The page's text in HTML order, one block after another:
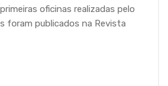
oficinas realizadas pelo
foram publicados na Revista